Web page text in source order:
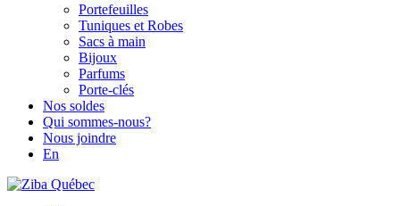
Portefeuilles
Tuniques et Robes
Sacs à main
Bijoux
Parfums
Porte-clés
Nos soldes
Qui sommes-nous?
Nous joindre
En